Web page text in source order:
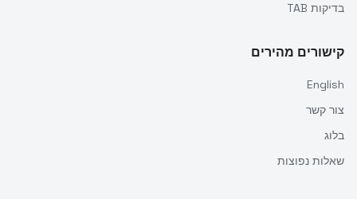
בדיקות TAB
קישורים מהירים
English
צור קשר
בלוג
שאלות נפוצות